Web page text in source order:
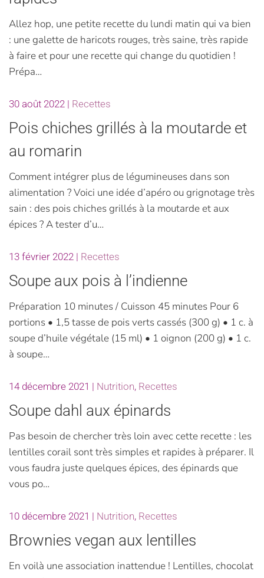
Allez hop, une petite recette du lundi matin qui va bien
: une galette de haricots rouges, très saine, très rapide
à faire et pour une recette qui change du quotidien !
Prépa…
30 août 2022 | Recettes
Pois chiches grillés à la moutarde et
au romarin
Comment intégrer plus de légumineuses dans son
alimentation ? Voici une idée d’apéro ou grignotage très
sain : des pois chiches grillés à la moutarde et aux
épices ? A tester d’u…
13 février 2022 | Recettes
Soupe aux pois à l’indienne
Préparation 10 minutes / Cuisson 45 minutes Pour 6
portions • 1,5 tasse de pois verts cassés (300 g) • 1 c. à
soupe d’huile végétale (15 ml) • 1 oignon (200 g) • 1 c.
à soupe…
14 décembre 2021 | Nutrition, Recettes
Soupe dahl aux épinards
Pas besoin de chercher très loin avec cette recette : les
lentilles corail sont très simples et rapides à préparer. Il
vous faudra juste quelques épices, des épinards que
vous po…
10 décembre 2021 | Nutrition, Recettes
Brownies vegan aux lentilles
En voilà une association inattendue ! Lentilles, chocolat